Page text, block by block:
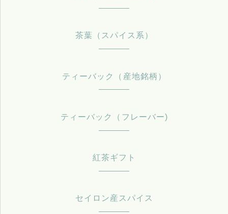
茶葉（スパイス系）
ティーバック（産地銘柄）
ティーバック（フレーバー)
紅茶ギフト
セイロン産スパイス